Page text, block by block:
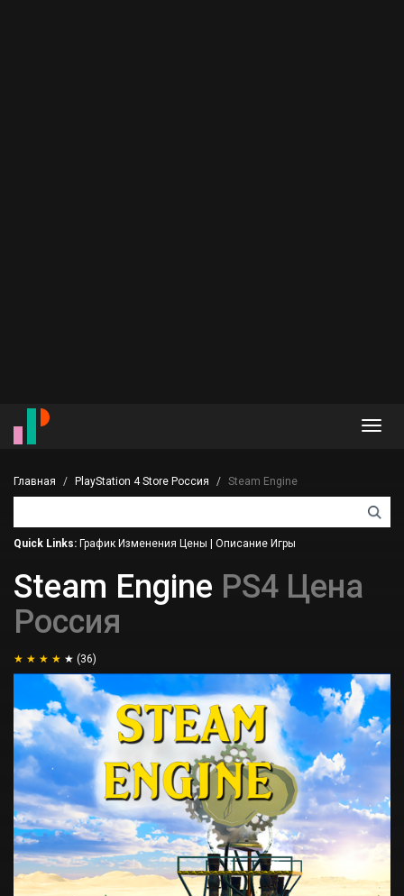
Главная PlayStation 4 Store Россия Steam Engine
Quick Links: График Изменения Цены Описание Игры
Steam Engine PS4 Цена
Россия
(36)